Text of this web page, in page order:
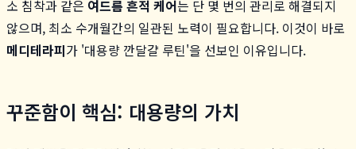
소 침착과 같은 여드름 흔적 케어는 단 몇 번의 관리로 해결되지
않으며, 최소 수개월간의 일관된 노력이 필요합니다. 이것이 바로
메디테라피가 '대용량 깐달걀 루틴'을 선보인 이유입니다.
꾸준함이 핵심: 대용량의 가치